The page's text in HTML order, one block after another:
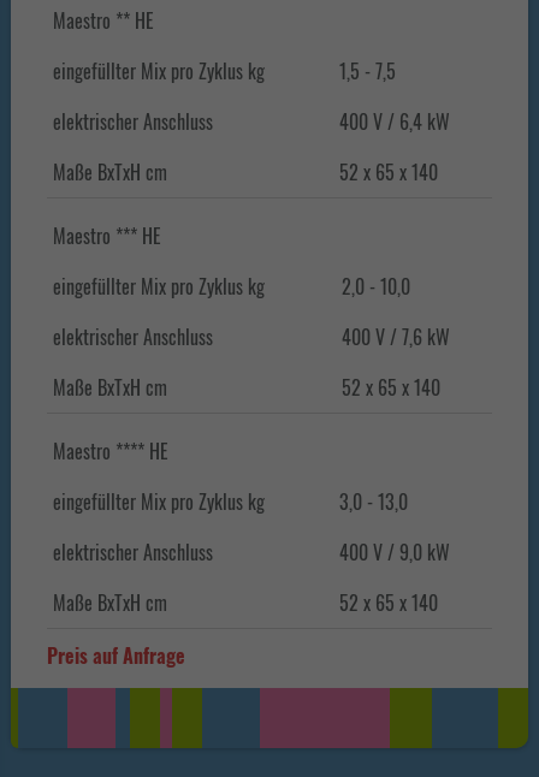
Maestro ** HE
eingefüllter Mix pro Zyklus kg
1,5 - 7,5
elektrischer Anschluss
400 V / 6,4 kW
Maße BxTxH cm
52 x 65 x 140
Maestro *** HE
eingefüllter Mix pro Zyklus kg
2,0 - 10,0
elektrischer Anschluss
400 V / 7,6 kW
Maße BxTxH cm
52 x 65 x 140
Maestro **** HE
eingefüllter Mix pro Zyklus kg
3,0 - 13,0
elektrischer Anschluss
400 V / 9,0 kW
Maße BxTxH cm
52 x 65 x 140
Preis auf Anfrage